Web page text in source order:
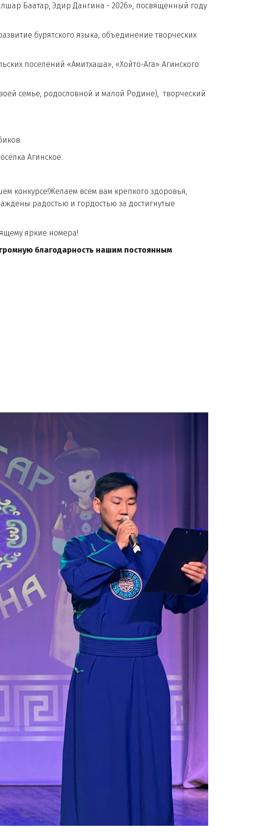
Баатар, Эдир Дангина - 2026», посвященный году
бурятского языка, объединение творческих
поселений «Амитхаша», «Хойто-Ага» Агинского
семье, родословной и малой Родине), творческий
Агинское.
конкурсе!Желаем всем вам крепкого здоровья,
радостью и гордостью за достигнутые
яркие номера!
благодарность нашим постоянным